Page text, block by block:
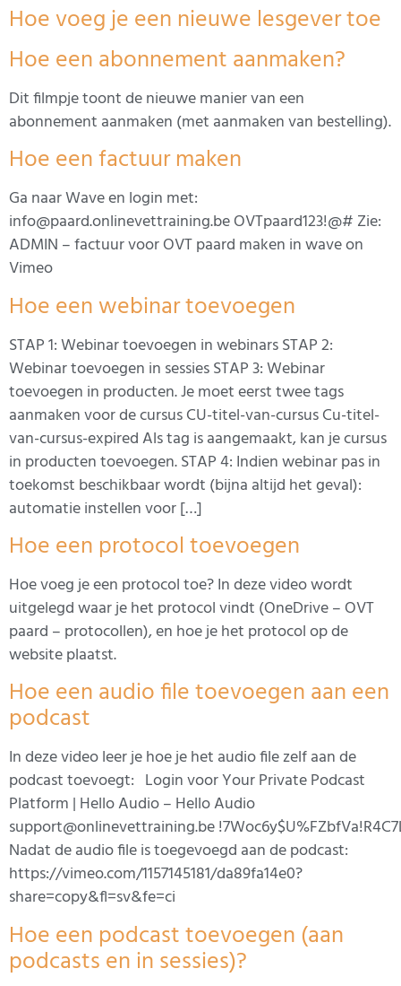
Hoe voeg je een nieuwe lesgever toe
Hoe een abonnement aanmaken?
Dit filmpje toont de nieuwe manier van een
abonnement aanmaken (met aanmaken van bestelling).
Hoe een factuur maken
Ga naar Wave en login met:
info@paard.onlinevettraining.be OVTpaard123!@# Zie:
ADMIN – factuur voor OVT paard maken in wave on
Vimeo
Hoe een webinar toevoegen
STAP 1: Webinar toevoegen in webinars STAP 2:
Webinar toevoegen in sessies STAP 3: Webinar
toevoegen in producten. Je moet eerst twee tags
aanmaken voor de cursus CU-titel-van-cursus Cu-titel-
van-cursus-expired Als tag is aangemaakt, kan je cursus
in producten toevoegen. STAP 4: Indien webinar pas in
toekomst beschikbaar wordt (bijna altijd het geval):
automatie instellen voor […]
Hoe een protocol toevoegen
Hoe voeg je een protocol toe? In deze video wordt
uitgelegd waar je het protocol vindt (OneDrive – OVT
paard – protocollen), en hoe je het protocol op de
website plaatst.
Hoe een audio file toevoegen aan een
podcast
In deze video leer je hoe je het audio file zelf aan de
podcast toevoegt: Login voor Your Private Podcast
Platform | Hello Audio – Hello Audio
support@onlinevettraining.be
Nadat de audio file is toegevoegd aan de podcast:
https://vimeo.com/1157145181/da89fa14e0?
share=copy&fl=sv&fe=ci
Hoe een podcast toevoegen (aan
podcasts en in sessies)?